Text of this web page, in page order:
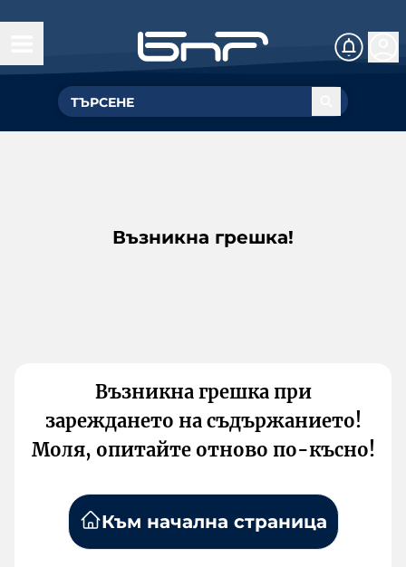
Възникна грешка!
Възникна грешка при
зареждането на съдържанието!
Моля, опитайте отново по-късно!
Към начална страница